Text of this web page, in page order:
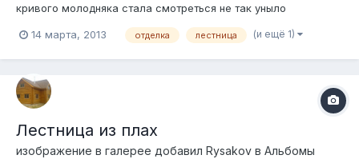
кривого молодняка стала смотреться не так уныло
14 марта, 2013 отделка лестница (и ещё 1)
Лестница из плах
изображение в галерее добавил Rysakov в Альбомы